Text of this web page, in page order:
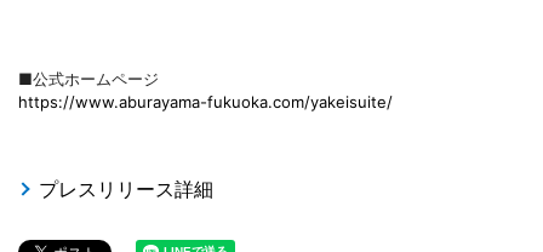
■公式ホームページ
https://www.aburayama-fukuoka.com/yakeisuite/
プレスリリース詳細